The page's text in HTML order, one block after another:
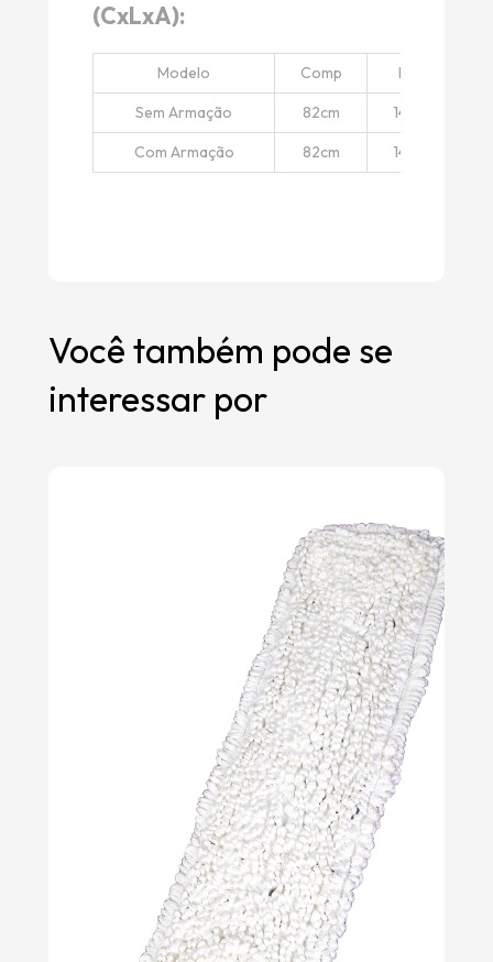
(CxLxA):
Modelo Comp
Larg
Sem Armação
82cm 144cm
Com Armação
82cm 144cm
Você também pode se
interessar por